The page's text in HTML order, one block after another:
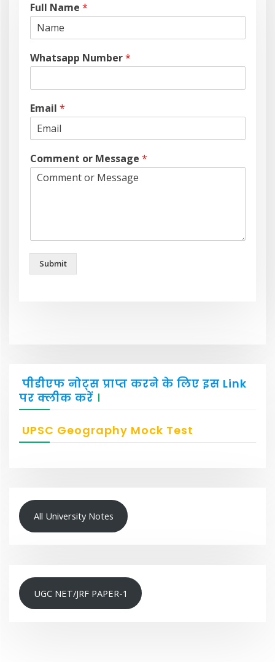
Full Name *
Whatsapp Number*
Email *
Comment or Message *
Submit
पीडीएफ नोट्स प्राप्त करने के लिए इस Link
पर क्लीक करें ।
UPSC Geography Mock Test
All University Notes
UGC NET/JRF PAPER-1